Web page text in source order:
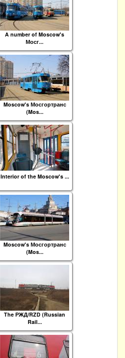
A number of Moscow's
Мосг...
Moscow's Мосгортранс
(Mos...
Interior of the Moscow's ...
Moscow's Мосгортранс
(Mos...
The РЖД/RZD (Russian
Rail...